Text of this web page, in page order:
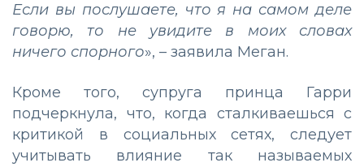
Если вы послушаете, что я на самом деле
говорю, то не увидите в моих словах
ничего спорного», – заявила Меган.
Кроме того, супруга принца Гарри
подчеркнула, что, когда сталкиваешься с
критикой в социальных сетях, следует
учитывать влияние так называемых